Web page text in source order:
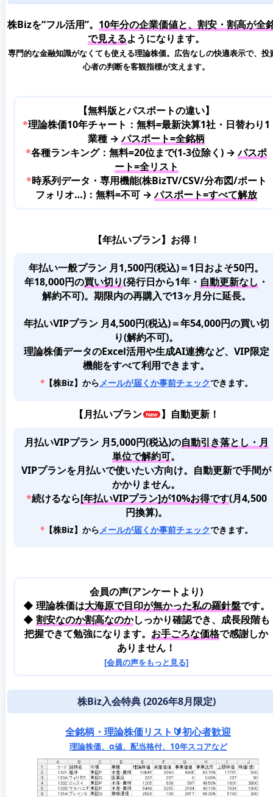
株Bizを“フル活用”。 10年分の企業価値と、割安・割高が全
で見えるようになります。
専門的な金融知識がなくても使える理論株価。広告なしの快適表示で、投
心者の判断を客観指標が支えます。
【無料版とパスポートの違い】
*理論株価10年チャート：無料=最新決算1社・日替わり1
業種 →パスポート=全銘柄
*各種ランキング：無料=20位まで(1-3位除く) →パスポ
ート=全リスト
*時系列データ・専用機能(株BizTV/CSV/分布図/ポート
フォリオ…)：無料=不可 →パスポート=すべて解放
【年払いプラン】お得！
年払い一般プラン 月1,500円(税込)＝1日およそ50円。
年18,000円の買い切り(発行日から1年・ 自動更新なし ・
解約不可)。期限内の再購入で13ヶ月分に延長。
年払いVIPプラン 月4,500円(税込)＝年54,000円の買い切
り(解約不可)。
理論株価データのExcel活用や生成AI連携など、VIP限定
機能をすべて利用できます。
*【株Biz】からメールが届くか事前チェックできます。
【月払いプラン 】自動更新！
月払いVIPプラン 月5,000円(税込)の自動引き落とし・月
単位で解約可。
VIPプランを月払いで使いたい方向け。自動更新で手間が
かかりません。
*続けるなら[年払いVIPプラン]が10%お得です(月4,500
円換算)。
*【株Biz】から メールが届くか事前チェックできます。
会員の声(アンケートより)
◆ 理論株価は大海原で目印が無かった私の羅針盤です。
◆ 割安なのか割高なのかしっかり確認でき、成長段階も
把握できて勉強になります。 お手ごろな価格で感謝しか
ありません！
[会員の声をもっと見る]
株Biz入会特典 (2026年8月限定)
全銘柄・理論株価リスト🔰初心者歓迎
理論株価、α値、配当格付、10年スコアなど